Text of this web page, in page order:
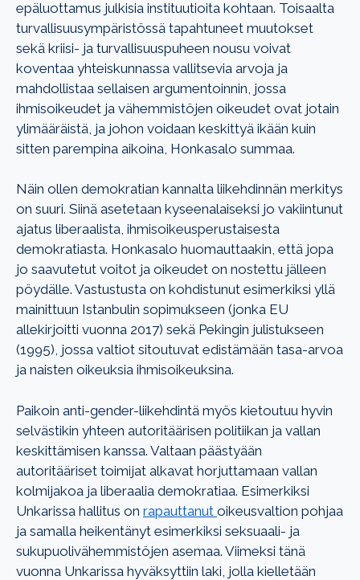
epäluottamus julkisia instituutioita kohtaan. Toisaalta
turvallisuusympäristössä tapahtuneet muutokset
sekä kriisi- ja turvallisuuspuheen nousu voivat
koventaa yhteiskunnassa vallitsevia arvoja ja
mahdollistaa sellaisen argumentoinnin, jossa
ihmisoikeudet ja vähemmistöjen oikeudet ovat jotain
ylimääräistä, ja johon voidaan keskittyä ikään kuin
sitten parempina aikoina, Honkasalo summaa.
Näin ollen demokratian kannalta liikehdinnän merkitys
on suuri. Siinä asetetaan kyseenalaiseksi jo vakiintunut
ajatus liberaalista, ihmisoikeusperustaisesta
demokratiasta. Honkasalo huomauttaakin, että jopa
jo saavutetut voitot ja oikeudet on nostettu jälleen
pöydälle. Vastustusta on kohdistunut esimerkiksi yllä
mainittuun Istanbulin sopimukseen (jonka EU
allekirjoitti vuonna 2017) sekä Pekingin julistukseen
(1995), jossa valtiot sitoutuvat edistämään tasa-arvoa
ja naisten oikeuksia ihmisoikeuksina.
Paikoin anti-gender-liikehdintä myös kietoutuu hyvin
selvästikin yhteen autoritäärisen politiikan ja vallan
keskittämisen kanssa. Valtaan päästyään
autoritääriset toimijat alkavat horjuttamaan vallan
kolmijakoa ja liberaalia demokratiaa. Esimerkiksi
Unkarissa hallitus on rapauttanut oikeusvaltion pohjaa
ja samalla heikentänyt esimerkiksi seksuaali- ja
sukupuolivähemmistöjen asemaa. Viimeksi tänä
vuonna Unkarissa hyväksyttiin laki, jolla kielletään